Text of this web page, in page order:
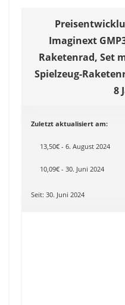
Imaginext
Raketenrad, Set
Spielzeug-
8
Zuletzt aktualisiert am:
13,50€ - 6. August 2024
10,09€ - 30. Juni 2024
Seit: 30. Juni 2024